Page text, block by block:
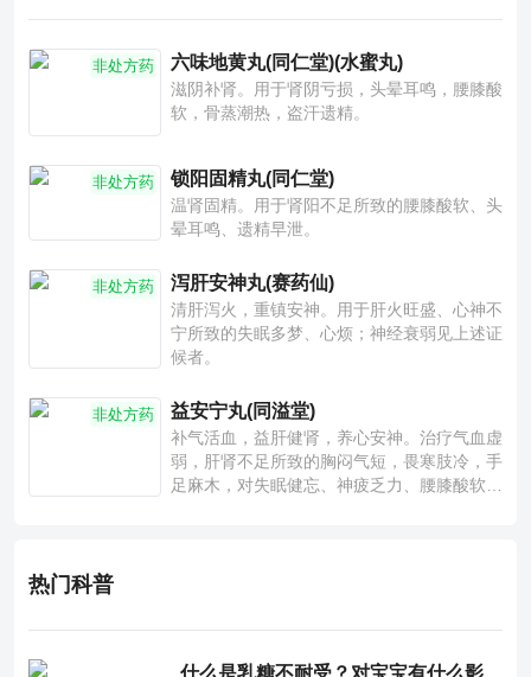
非处方药 六味地黄丸(同仁堂)(水蜜丸)
滋阴补肾。用于肾阴亏损，头晕耳鸣，腰膝酸
软，骨蒸潮热，盗汗遗精。
非处方药 锁阳固精丸(同仁堂)
温肾固精。用于肾阳不足所致的腰膝酸软、头
晕耳鸣、遗精早泄。
非处方药 泻肝安神丸(赛药仙)
清肝泻火，重镇安神。用于肝火旺盛、心神不
宁所致的失眠多梦、心烦；神经衰弱见上述证
候者。
非处方药 益安宁丸(同溢堂)
补气活血，益肝健肾，养心安神。治疗气血虚
弱，肝肾不足所致的胸闷气短，畏寒肢冷，手
足麻木，对失眠健忘、神疲乏力、腰膝酸软也
热门科普
什么是乳糖不耐受？对宝宝有什么影响？